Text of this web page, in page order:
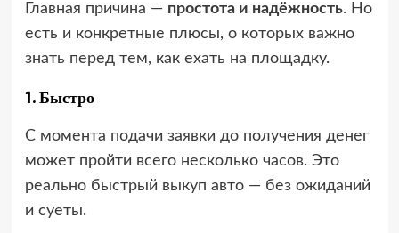
Главная причина — простота и надёжность. Но
есть и конкретные плюсы, о которых важно
знать перед тем, как ехать на площадку.
1. Быстро
С момента подачи заявки до получения денег
может пройти всего несколько часов. Это
реально быстрый выкуп авто — без ожиданий
и суеты.